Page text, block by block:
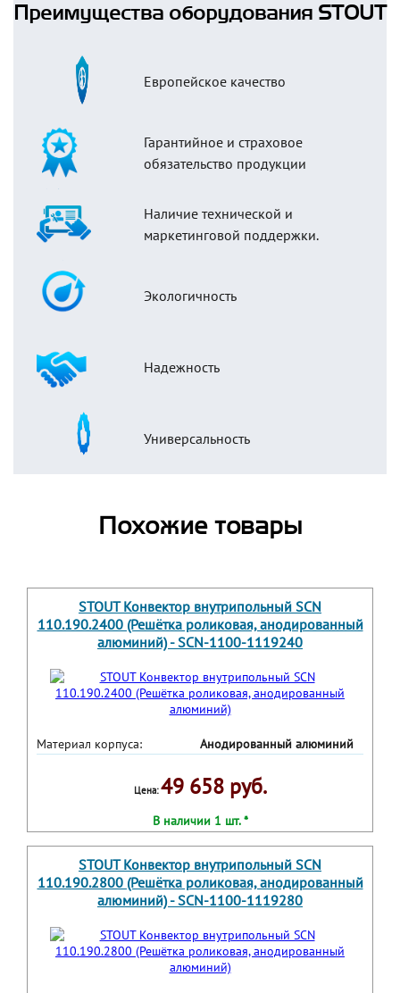
Преимущества оборудования STOUT
Европейское качество
Гарантийное и страховое
обязательство продукции
Наличие технической и
маркетинговой поддержки.
Экологичность
Надежность
Универсальность
Похожие товары
STOUT Конвектор внутрипольный SCN
110.190.2400 (Решётка роликовая, анодированный
алюминий) - SCN-1100-1119240
Материал корпуса: Анодированный алюминий
Цена:49 658 руб.
В наличии 1 шт. *
STOUT Конвектор внутрипольный SCN
110.190.2800 (Решётка роликовая, анодированный
алюминий) - SCN-1100-1119280